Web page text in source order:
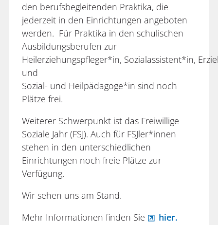
den berufsbegleitenden Praktika, die
jederzeit in den Einrichtungen angeboten
werden. Für Praktika in den schulischen
Ausbildungsberufen zur
Heilerziehungspfleger*in, Sozialassistent*in,
und
Sozial- und Heilpädagoge*in sind noch
Plätze frei.
Weiterer Schwerpunkt ist das Freiwillige
Soziale Jahr (FSJ). Auch für FSJler*innen
stehen in den unterschiedlichen
Einrichtungen noch freie Plätze zur
Verfügung.
Wir sehen uns am Stand.
Mehr Informationen finden Sie
hier.